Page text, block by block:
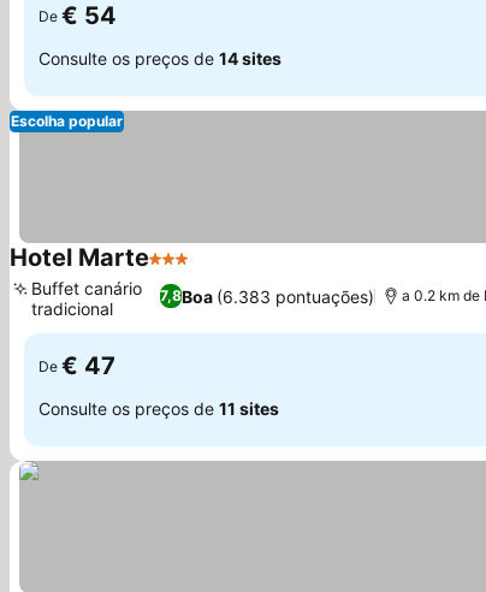
De € 54
Consulte os preços de 14 sites
Escolha popular
Hotel Marte3 Estrelas
7,8Boa (6.383 pontuações)
Buffet canário
tradicional
a 0.2 km de
De € 47
Consulte os preços de 11 sites